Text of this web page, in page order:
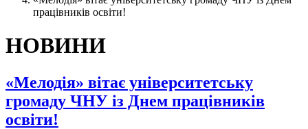
працівників освіти!
НОВИНИ
«Мелодія» вітає університетську
громаду ЧНУ із Днем працівників
освіти!